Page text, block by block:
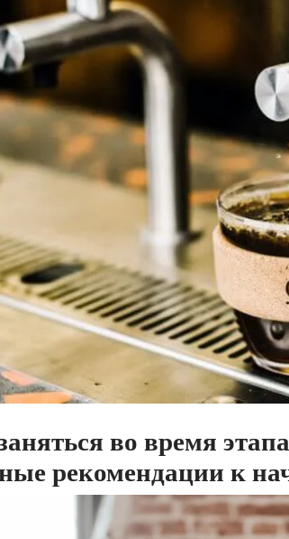
во время
рекомендации к